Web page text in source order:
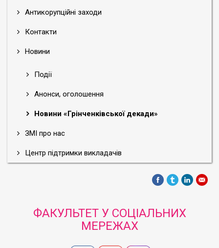
Антикорупційні заходи
Контакти
Новини
Події
Анонси, оголошення
Новини «Грінченківської декади»
ЗМІ про нас
Центр підтримки викладачів
ФАКУЛЬТЕТ У СОЦІАЛЬНИХ
МЕРЕЖАХ